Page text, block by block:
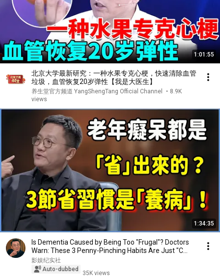
1:01:55
北京大学最新研究：一种水果专克心梗，快速清除血管
垃圾，血管恢复20岁弹性【我是大医生】
养生堂官方频道 YangShengTang Official Channel • 8.9K
views
1:34:35
Is Dementia Caused by Being Too "Frugal"? Doctors
Warn: These 3 Penny-Pinching Habits Are Just "C...
影娱纪实社
Auto-dubbed
35K views